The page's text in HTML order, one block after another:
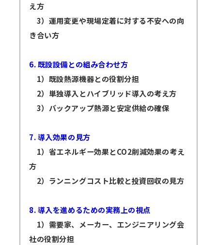
え方
3）運用変更や現場定着に対する不安への向
き合い方
6. 既設設備との組み合わせ方
1）既設熱源機器との役割分担
2）単独導入とハイブリッド導入の考え方
3）バックアップ熱源と安定供給の確保
7. 導入効果の見方
1）省エネルギー効果とCO2削減効果の考え
方
2）ランニングコスト比較と投資回収の見方
8. 導入を進めるための実務上の視点
1）需要家、メーカー、エンジニアリング会
社の役割分担